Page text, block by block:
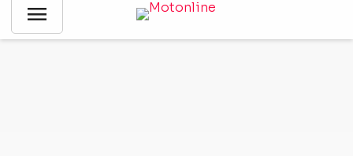
menu
Notícias Lançamentos-Não é chinesa! Nova moto ‘tipo